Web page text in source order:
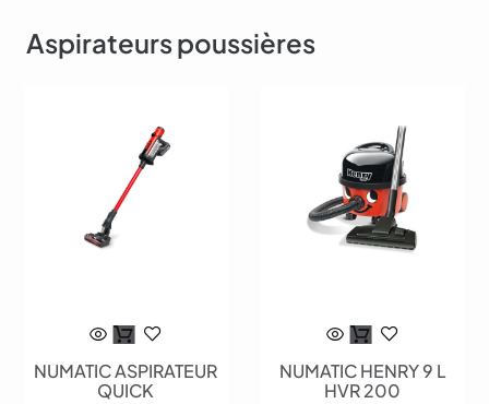
Aspirateurs poussières
NUMATIC ASPIRATEUR
QUICK
NUMATIC HENRY 9 L
HVR 200